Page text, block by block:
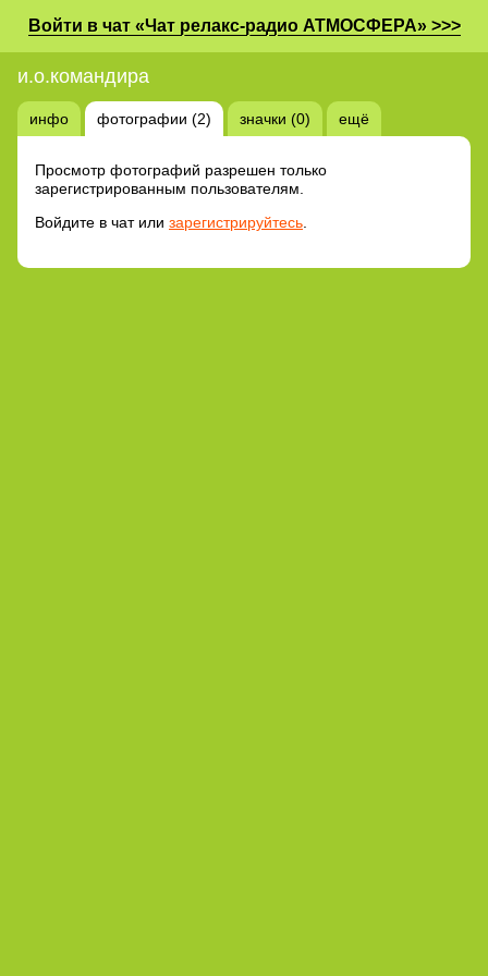
Войти в чат «Чат релакс-радио АТМОСФЕРА» >>>
и.о.командира
инфо фотографии (2) значки (0) ещё
Просмотр фотографий разрешен только
зарегистрированным пользователям.
Войдите в чат или зарегистрируйтесь